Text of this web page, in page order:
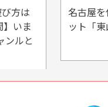
方は
いま
ンルと
名古屋
ット「東